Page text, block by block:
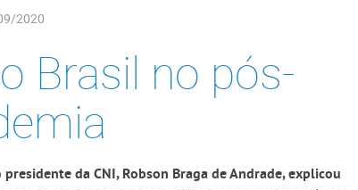
2020
Brasil no pós-
da CNI, Robson Braga de Andrade, explicou